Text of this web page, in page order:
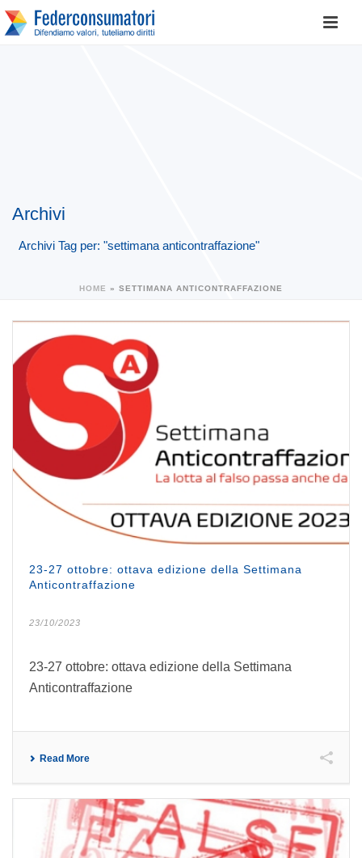
Archivi
Archivi Tag per: "settimana anticontraffazione"
HOME » SETTIMANA ANTICONTRAFFAZIONE
23-27 ottobre: ottava edizione della Settimana
Anticontraffazione
23/10/2023
23-27 ottobre: ottava edizione della Settimana
Anticontraffazione
Read More